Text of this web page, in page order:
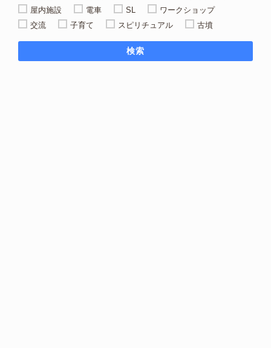
屋内施設
電車 SL
ワークショップ
交流
子育て スピリチュアル 古墳
検索